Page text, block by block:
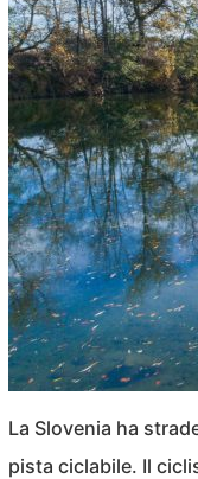
La Slovenia ha
pista ciclabile. Il